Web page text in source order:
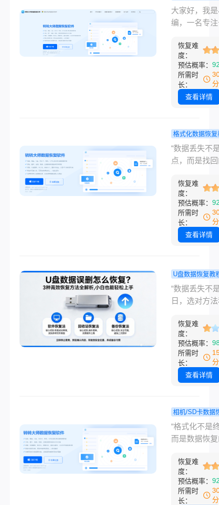
全控制权。
地双击一个
件，却只看
出“文件无法
“文件已损坏
提示时，那
感无以言表。
不小心格式
硬盘怎么恢
法分享！
大家好，我
编，一名专
博主。在IT
行业深耕多
深知数据丢
虑——无论是
办公文件的
人瞬间崩溃
天，我将结
经验和转转
势，为大家
析“不小心格
硬盘怎么恢
用方法。
恢复难
度：
预估概率：
所需时
长：
查看详情
格式化数据恢复
不小心格式
硬盘怎么恢
法大公开！
“数据丢失不
点，而是找
对，格式化
袭！”大家好
小编，一名
联网行业深
的电脑软件
助：不小心
了硬盘，U
卡，重要文
消失，急得
上的蚂蚁。
名经历过数
之痛的过来
深知那种无
——职场报告
媒体素材、
活。
恢复难
度：
预估概率：
所需时
长：
查看详情
U盘数据恢复教
数据误删怎
复？3种高
白也能轻松
手！
“数据丢失不
日，选对方
是小编，一
互联网行业
年的电脑软
博主。每天
能收到无数
恢复？”“回收
了，数据还
来吗？”作为
具的专家，
数据误删带
仅是时间损
是情感上的
恢复难
度：
预估概率：
所需时
长：
查看详情
相机/SD卡数据
程 相机sd
化了怎么恢
拯救你的珍
忆！
“格式化不是
而是数据恢
法，90%的
件都能重生
一名深耕IT
行业的软件
恢复难
度：
预估概率：
所需时
长：